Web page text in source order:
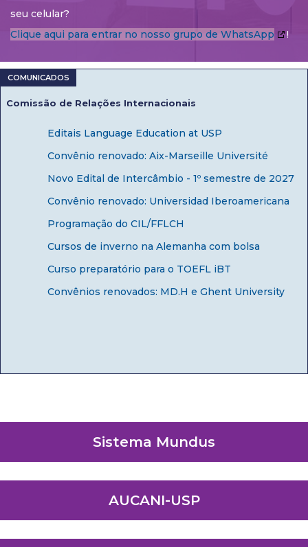
seu celular?
Clique aqui para entrar no nosso grupo de WhatsApp
!
Comissão de Relações Internacionais
Editais Language Education at USP
Convênio renovado: Aix-Marseille Université
Novo Edital de Intercâmbio - 1º semestre de 2027
Convênio renovado: Universidad Iberoamericana
Programação do CIL/FFLCH
Cursos de inverno na Alemanha com bolsa
Curso preparatório para o TOEFL iBT
Convênios renovados: MD.H e Ghent University
Sistema Mundus
AUCANI-USP